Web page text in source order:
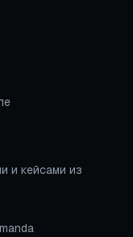
и кейсами из